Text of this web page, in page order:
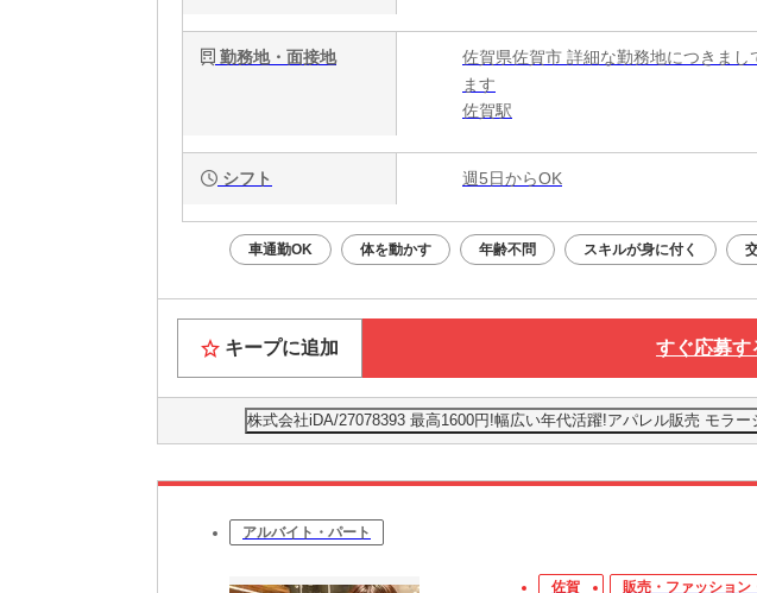
勤務地・面接地
佐賀県佐賀市 詳細な勤務地につきま
ます
佐賀駅
シフト 週5日からOK
車通勤OK 体を動かす 年齢不問 スキルが身に付く
キープに追加 すぐ応募す
株式会社iDA/27078393 最高1600円!幅広い年代活躍!アパレル販売 モラ
アルバイト・パート
佐賀
販売・ファッション